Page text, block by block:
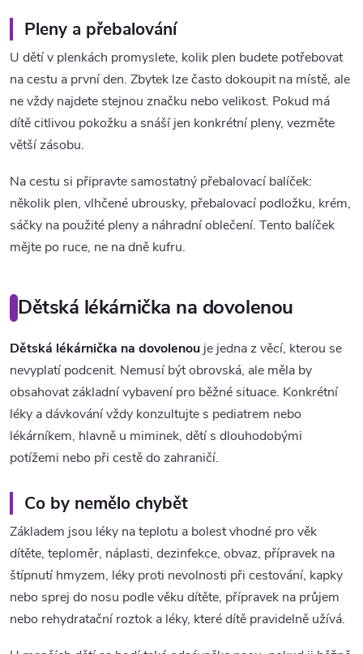
Pleny a přebalování
U dětí v plenkách promyslete, kolik plen budete potřebovat
na cestu a první den. Zbytek lze často dokoupit na místě, ale
ne vždy najdete stejnou značku nebo velikost. Pokud má
dítě citlivou pokožku a snáší jen konkrétní pleny, vezměte
větší zásobu.
Na cestu si připravte samostatný přebalovací balíček:
několik plen, vlhčené ubrousky, přebalovací podložku, krém,
sáčky na použité pleny a náhradní oblečení. Tento balíček
mějte po ruce, ne na dně kufru.
Dětská lékárnička na dovolenou
Dětská lékárnička na dovolenou je jedna z věcí, kterou se
nevyplatí podcenit. Nemusí být obrovská, ale měla by
obsahovat základní vybavení pro běžné situace. Konkrétní
léky a dávkování vždy konzultujte s pediatrem nebo
lékárníkem, hlavně u miminek, dětí s dlouhodobými
potížemi nebo při cestě do zahraničí.
Co by nemělo chybět
Základem jsou léky na teplotu a bolest vhodné pro věk
dítěte, teploměr, náplasti, dezinfekce, obvaz, přípravek na
štípnutí hmyzem, léky proti nevolnosti při cestování, kapky
nebo sprej do nosu podle věku dítěte, přípravek na průjem
nebo rehydratační roztok a léky, které dítě pravidelně užívá.